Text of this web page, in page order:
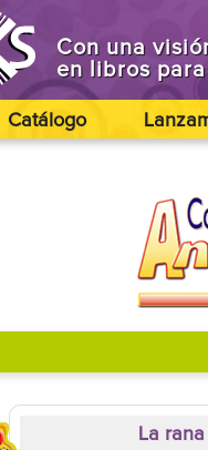
Con una
en libros
Catálogo
La